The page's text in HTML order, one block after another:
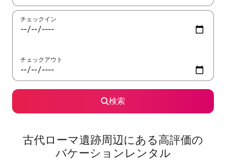
チェックイン
チェックアウト
検索
古代ローマ遺跡⁠周⁠辺⁠に⁠あ⁠る高⁠評⁠価⁠の
バ⁠ケ⁠ー⁠シ⁠ョ⁠ン⁠レ⁠ン⁠タ⁠ル